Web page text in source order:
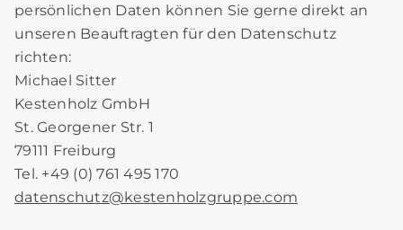
persönlichen Daten können Sie gerne direkt an
unseren Beauftragten für den Datenschutz
richten:
Michael Sitter
Kestenholz GmbH
St. Georgener Str. 1
79111 Freiburg
Tel. +49 (0) 761 495 170
datenschutz@kestenholzgruppe.com